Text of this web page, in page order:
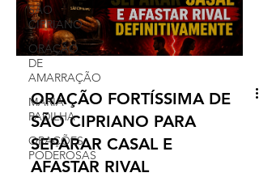
SÃO
CIPRIANO
ORAÇÃO
DE
AMARRAÇÃO
MARIA
PADILHA
ORAÇÕES
PODEROSAS
ORAÇÃO FORTÍSSIMA DE
SÃO CIPRIANO PARA
SEPARAR CASAL E
AFASTAR RIVAL